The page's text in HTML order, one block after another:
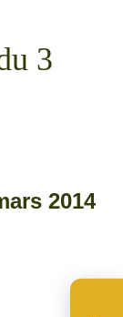
3
2014